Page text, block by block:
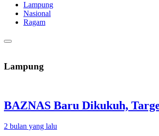
Lampung
Nasional
Ragam
Lampung
BAZNAS Baru Dikukuh,
2 bulan yang lalu